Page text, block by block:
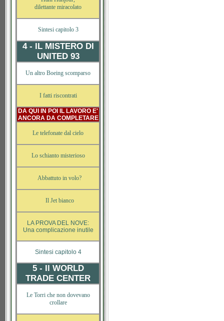
dilettante miracolato
Sintesi capitolo 3
4 - IL MISTERO DI
UNITED 93
Un altro Boeing scomparso
I fatti riscontrati
DA QUI IN POI IL LAVORO E'
ANCORA DA COMPLETARE
Le telefonate dal cielo
Lo schianto misterioso
Abbattuto in volo?
Il Jet bianco
LA PROVA DEL NOVE:
Una complicazione inutile
Sintesi capitolo 4
5 - Il WORLD
TRADE CENTER
Le Torri che non dovevano
crollare